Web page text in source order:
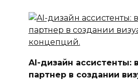
AI-дизайн ассистенты:
партнер в создании